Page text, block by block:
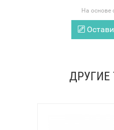
На основе
ДРУГИЕ